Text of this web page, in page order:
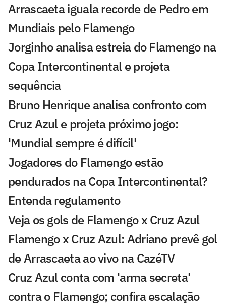
Arrascaeta iguala recorde de Pedro em
Mundiais pelo Flamengo
Jorginho analisa estreia do Flamengo na
Copa Intercontinental e projeta
sequência
Bruno Henrique analisa confronto com
Cruz Azul e projeta próximo jogo:
'Mundial sempre é difícil'
Jogadores do Flamengo estão
pendurados na Copa Intercontinental?
Entenda regulamento
Veja os gols de Flamengo x Cruz Azul
Flamengo x Cruz Azul: Adriano prevê gol
de Arrascaeta ao vivo na CazéTV
Cruz Azul conta com 'arma secreta'
contra o Flamengo; confira escalação